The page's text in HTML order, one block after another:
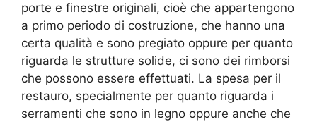
porte e finestre originali, cioè che appartengono
a primo periodo di costruzione, che hanno una
certa qualità e sono pregiato oppure per quanto
riguarda le strutture solide, ci sono dei rimborsi
che possono essere effettuati. La spesa per il
restauro, specialmente per quanto riguarda i
serramenti che sono in legno oppure anche che